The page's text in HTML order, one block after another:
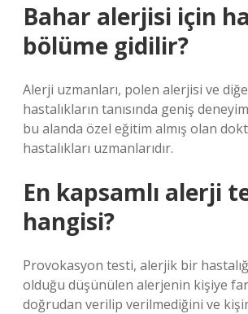
Bahar alerjisi için
bölüme gidilir?
Alerji uzmanları, polen alerjisi ve
hastalıkların tanısında geniş
bu alanda özel eğitim almış olan
hastalıkları uzmanlarıdır.
En kapsamlı alerji
hangisi?
Provokasyon testi, alerjik bir
olduğu düşünülen alerjenin kişiye
doğrudan verilip verilmediğini ve